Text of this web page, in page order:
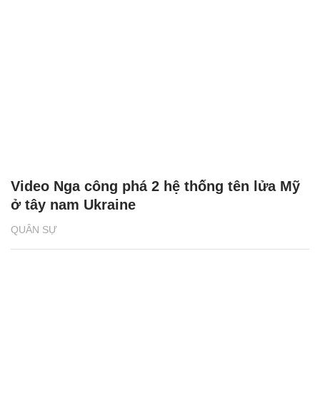
QUÂN SỰ
Video Nga công phá 2 hệ thống tên lửa Mỹ
ở tây nam Ukraine